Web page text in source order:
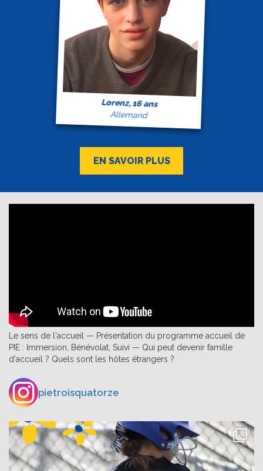
Lorenz, 16 ans
Allemand
EN SAVOIR PLUS
Le sens de l'accueil — Présentation du programme accueil de
PIE : Immersion, Bénévolat, Suivi — Qui peut devenir famille
d'accueil ? Quels sont les hôtes étrangers ?
pietroisquatorze